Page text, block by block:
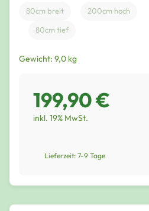
80cm breit
200cm hoch
80cm tief
Gewicht: 9,0 kg
199,90 €
inkl. 19% MwSt.
Lieferzeit: 7-9 Tage